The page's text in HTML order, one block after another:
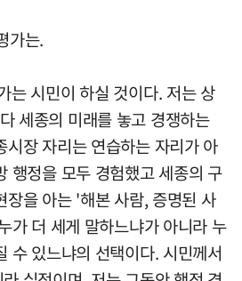
가는.
는 시민이 하실 것이다. 저는 상
세종의 미래를 놓고 경쟁하는
시장 자리는 연습하는 자리가 아
행정을 모두 경험했고 세종의 구
장을 아는 '해본 사람, 증명된 사
가 더 세게 말하느냐가 아니라 누
수 있느냐의 선택이다. 시민께서